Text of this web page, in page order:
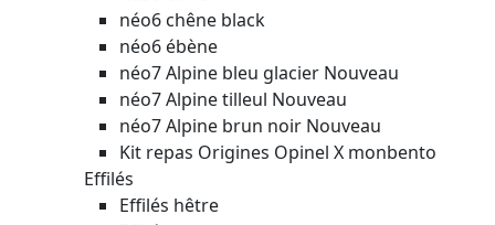
néo6 chêne black
néo6 ébène
néo7 Alpine bleu glacier Nouveau
néo7 Alpine tilleul Nouveau
néo7 Alpine brun noir Nouveau
Kit repas Origines Opinel X monbento
Effilés
Effilés hêtre